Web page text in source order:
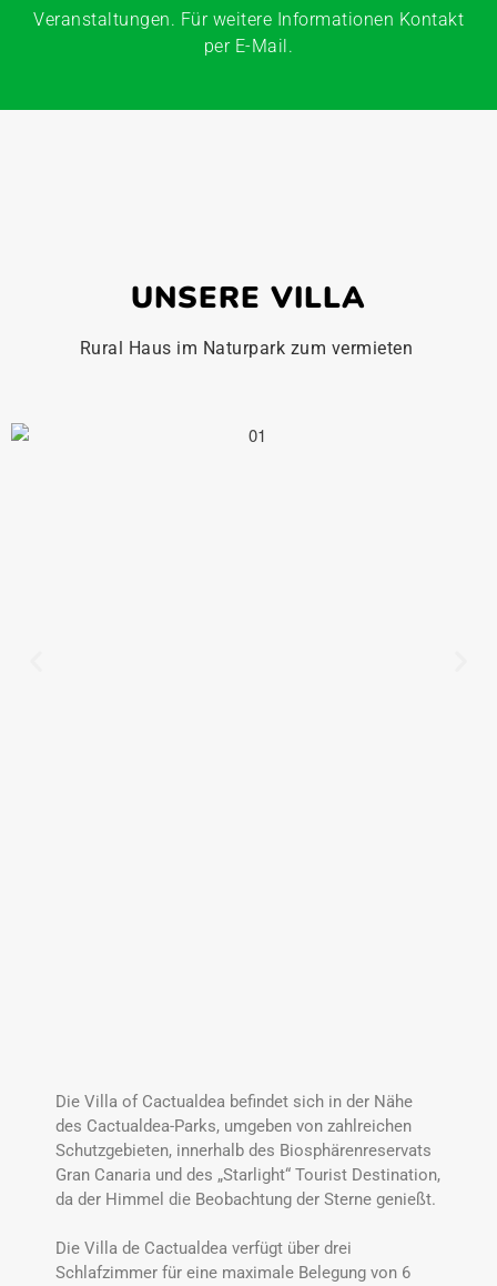
Veranstaltungen. Für weitere Informationen Kontakt
per E-Mail.
UNSERE VILLA
Rural Haus im Naturpark zum vermieten
Die Villa of Cactualdea befindet sich in der Nähe
des Cactualdea-Parks, umgeben von zahlreichen
Schutzgebieten, innerhalb des Biosphärenreservats
Gran Canaria und des „Starlight“ Tourist Destination,
da der Himmel die Beobachtung der Sterne genießt.
Die Villa de Cactualdea verfügt über drei
Schlafzimmer für eine maximale Belegung von 6